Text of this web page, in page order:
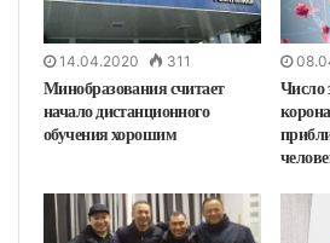
14.04.2020 311
Минобразования считает
начало дистанционного
обучения хорошим
Число